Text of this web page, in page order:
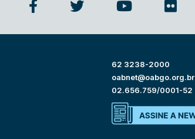
62 3238-2000
oabnet@oabgo.org.br
02.656.759/0001-52